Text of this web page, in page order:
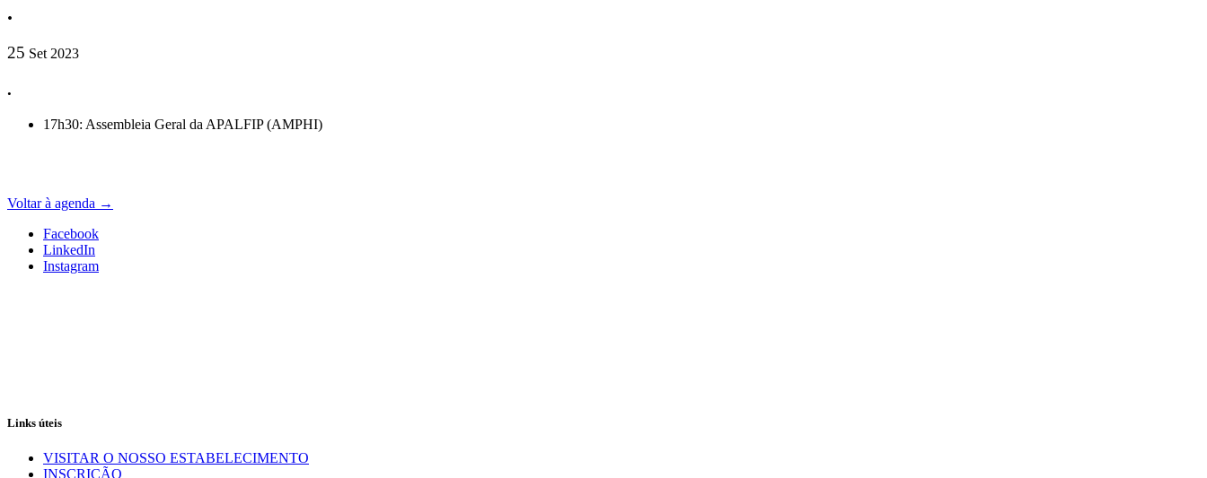
.
25 Set 2023
.
17h30: Assembleia Geral da APALFIP (AMPHI)
Voltar à agenda →
Facebook
LinkedIn
Instagram
Links úteis
VISITAR O NOSSO ESTABELECIMENTO
INSCRIÇÃO